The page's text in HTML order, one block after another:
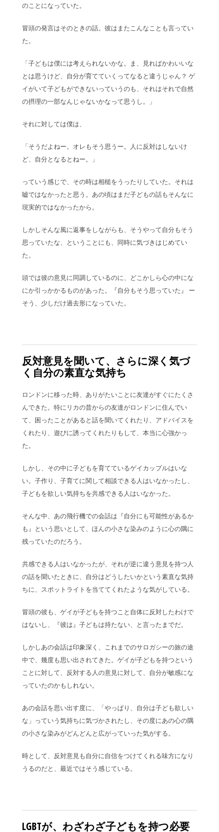
のことになっていた。
冒頭の発言はそのときの話。彼はまたこんなことも言ってい
た。
「子どもは僕には考えられないかな。ま、見ればかわいいな
とは思うけど、自分が育てていくってなると違うじゃん？ ゲ
イがいて子どもができないっていうのも、それはそれで自然
の摂理の一部なんじゃないかなって思うし。」
それに対しては僕は、
「そうだよねー。オレもそう思うー。人に反対はしないけ
ど、自分となるとねー。」
っていう感じで、その時は相槌をうったりしていた。それは
嘘ではなかったと思う。あの頃はまだ子どもの話もそんなに
現実的ではなかったから。
しかしそんな風に返事をしながらも、そうやって自分もそう
思っていたな、ということにも、同時に気づきはじめてい
た。
頭では彼の意見に同調しているのに、どこかしら心の中にな
にか引っかかるものがあった。『自分もそう思っていた』 ー
そう、少しだけ過去形になっていた。
反対意見を聞いて、さらに深く気づ
く自分の素直な気持ち
ロンドンに移った時、ありがたいことに友達がすぐにたくさ
んできた。特にリカの昔からの友達がロンドンに住んでい
て、困ったことがあると話を聞いてくれたり、アドバイスを
くれたり、遊びに誘ってくれたりもして、本当に心強かっ
た。
しかし、その中に子どもを育てているゲイカップルはいな
い。子作り、子育てに関して相談できる人はいなかったし、
子どもを欲しい気持ちを共感できる人はいなかった。
そんな中、あの飛行機での会話は『自分にも可能性があるか
も』という思いとして、ほんの小さな染みのように心の隅に
残っていたのだろう。
共感できる人はいなかったが、それが逆に違う意見を持つ人
の話を聞いたときに、自分はどうしたいかという素直な気持
ちに、スポットライトを当ててくれたような気がしている。
冒頭の彼も、ゲイが子どもを持つこと自体に反対したわけで
はないし、『彼は』子どもは持たない、と言ったまでだ。
しかしあの会話は印象深く、これまでのサロガシーの旅の途
中で、幾度も思い出されてきた。ゲイが子どもを持つという
ことに対して、反対する人の意見に対して、自分が敏感にな
っていたのかもしれない。
あの会話を思い出す度に、「やっぱり、自分は子ども欲しい
な」っていう気持ちに気づかされたし、その度にあの心の隅
の小さな染みがどんどんと広がっていった気がする。
時として、反対意見も自分に自信をつけてくれる味方になり
うるのだと、最近ではそう感じている。
LGBTが、わざわざ子どもを持つ必要